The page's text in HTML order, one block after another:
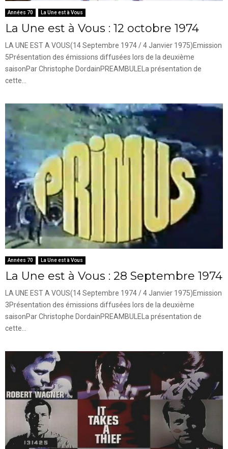
Années 70 La Une est à Vous
La Une est à Vous : 12 octobre 1974
LA UNE EST A VOUS(14 Septembre 1974 / 4 Janvier 1975)Emission
5Présentation des émissions diffusées lors de la deuxième
saisonPar Christophe DordainPREAMBULELa présentation de
cette...
Années 70 La Une est à Vous
La Une est à Vous : 28 Septembre 1974
LA UNE EST A VOUS(14 Septembre 1974 / 4 Janvier 1975)Emission
3Présentation des émissions diffusées lors de la deuxième
saisonPar Christophe DordainPREAMBULELa présentation de
cette...